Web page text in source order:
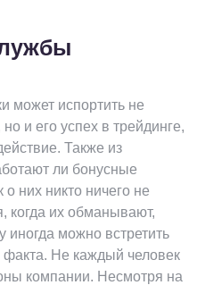
может испортить не
и его успех в трейдинге,
Также из
ли бонусные
них никто ничего не
когда их обманывают,
иногда можно встретить
факта. Не каждый человек
компании. Несмотря на